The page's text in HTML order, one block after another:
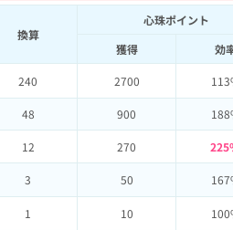
換算
心珠ポイント
獲得
効
240 2700
48 900
12 270
3 50
1 10